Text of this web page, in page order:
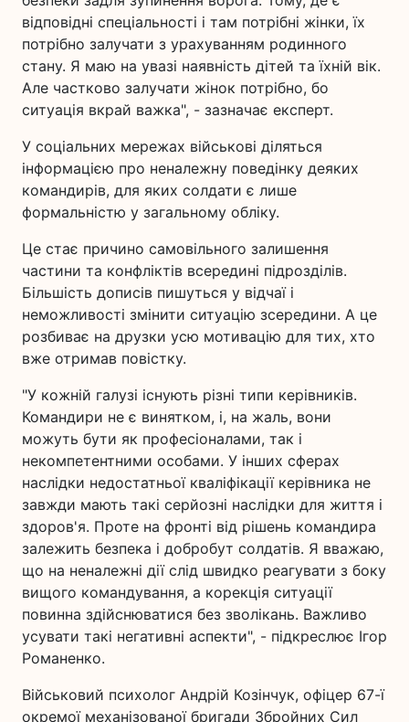
відповідні спеціальності і там потрібні жінки, їх
потрібно залучати з урахуванням родинного
стану. Я маю на увазі наявність дітей та їхній вік.
Але частково залучати жінок потрібно, бо
ситуація вкрай важка", - зазначає експерт.
У соціальних мережах військові діляться
інформацією про неналежну поведінку деяких
командирів, для яких солдати є лише
формальністю у загальному обліку.
Це стає причино самовільного залишення
частини та конфліктів всередині підрозділів.
Більшість дописів пишуться у відчаї і
неможливості змінити ситуацію зсередини. А це
розбиває на друзки усю мотивацію для тих, хто
вже отримав повістку.
"У кожній галузі існують різні типи керівників.
Командири не є винятком, і, на жаль, вони
можуть бути як професіоналами, так і
некомпетентними особами. У інших сферах
наслідки недостатньої кваліфікації керівника не
завжди мають такі серйозні наслідки для життя і
здоров'я. Проте на фронті від рішень командира
залежить безпека і добробут солдатів. Я вважаю,
що на неналежні дії слід швидко реагувати з боку
вищого командування, а корекція ситуації
повинна здійснюватися без зволікань. Важливо
усувати такі негативні аспекти", - підкреслює Ігор
Романенко.
Військовий психолог Андрій Козінчук, офіцер 67-ї
окремої механізованої бригади Збройних Сил